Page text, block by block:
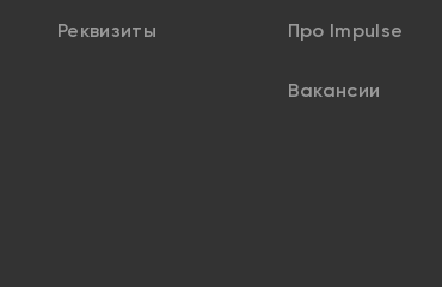
Реквизиты Про Impulse
Вакансии